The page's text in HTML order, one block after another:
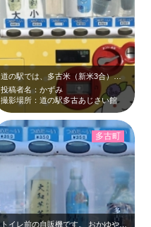
道の駅では、多古米（新米3合）を ペットボトルに入れて売られていました。 …
投稿者名：かずみ
撮影場所：道の駅多古あじさい館
トイレ前の自販機です。 おかゆやお米・お芋の自販機は初めて見ました。 こち…
多古町